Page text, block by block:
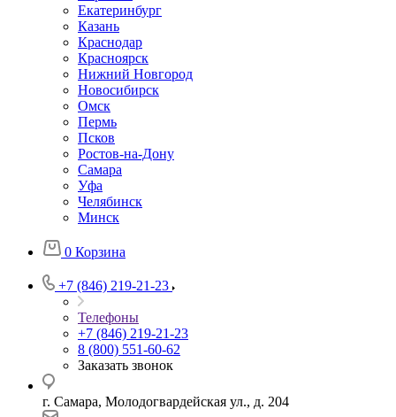
Екатеринбург
Казань
Краснодар
Красноярск
Нижний Новгород
Новосибирск
Омск
Пермь
Псков
Ростов-на-Дону
Самара
Уфа
Челябинск
Минск
0 Корзина
+7 (846) 219-21-23
Телефоны
+7 (846) 219-21-23
8 (800) 551-60-62
Заказать звонок
г. Самара, Молодогвардейская ул., д. 204